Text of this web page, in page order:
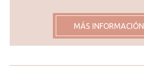
MÁS INFORMACIÓN